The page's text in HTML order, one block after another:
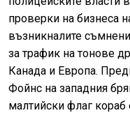
проверки на бизнеса
възникналите
за трафик на тонове
Канада и Европа.
Фойнс на западния
малтийски флаг